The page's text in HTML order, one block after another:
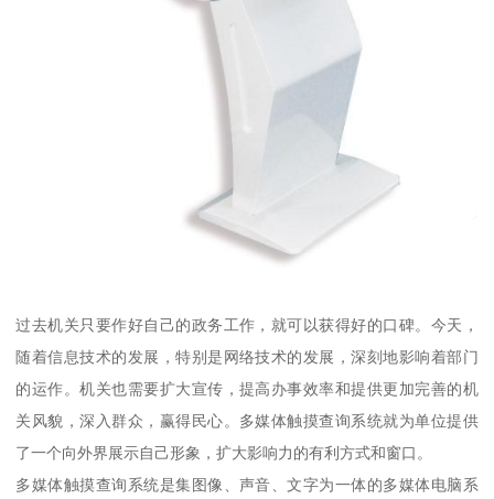
过去机关只要作好自己的政务工作，就可以获得好的口碑。今天，
随着信息技术的发展，特别是网络技术的发展，深刻地影响着部门
的运作。机关也需要扩大宣传，提高办事效率和提供更加完善的机
关风貌，深入群众，赢得民心。多媒体触摸查询系统就为单位提供
了一个向外界展示自己形象，扩大影响力的有利方式和窗口。
多媒体触摸查询系统是集图像、声音、文字为一体的多媒体电脑系